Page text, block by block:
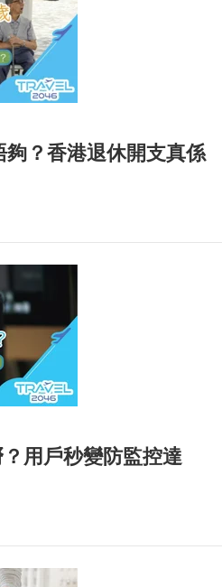
？香港退休開支真係
用戶秒變防監控達